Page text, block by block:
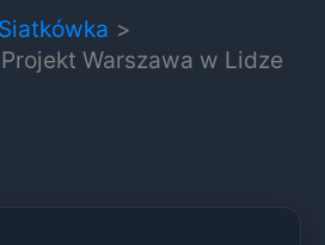
Siatkówka
Warszawa w Lidze